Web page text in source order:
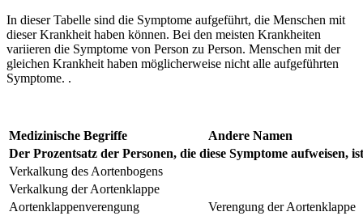
In dieser Tabelle sind die Symptome aufgeführt, die Menschen mit
dieser Krankheit haben können. Bei den meisten Krankheiten
variieren die Symptome von Person zu Person. Menschen mit der
gleichen Krankheit haben möglicherweise nicht alle aufgeführten
Symptome. .
Medizinische Begriffe
Andere Namen
Der Prozentsatz der Personen, die diese Symptome aufweisen,
Verkalkung des Aortenbogens
Verkalkung der Aortenklappe
Aortenklappenverengung
Verengung der Aortenklappe